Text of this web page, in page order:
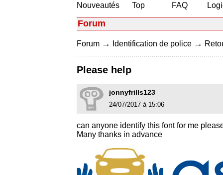
Nouveautés
Top
FAQ
Forum
Forum → Identification de police →
Please help
jonnyfrills123
24/07/2017 à 15:06
can anyone identify this font for me
Many thanks in advance